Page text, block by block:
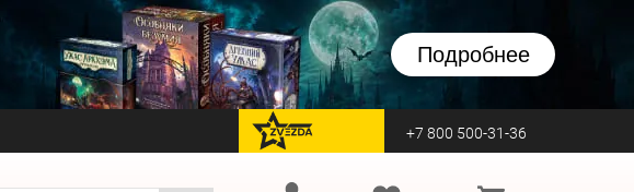
Подробнее
перейти на Zvezda +7 800 500-31-36